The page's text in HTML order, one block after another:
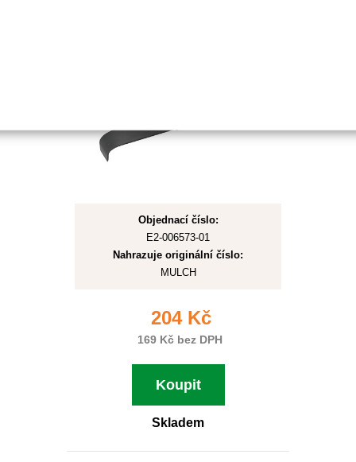
Objednací číslo:
E2-006573-01
Nahrazuje originální číslo:
MULCH
204 Kč
169 Kč bez DPH
Koupit
Skladem